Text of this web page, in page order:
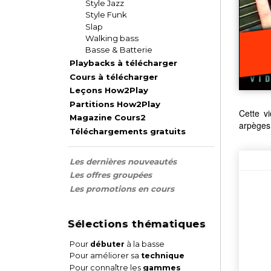
Style Jazz
Style Funk
Slap
Walking bass
Basse & Batterie
Playbacks à télécharger
Cours à télécharger
Leçons How2Play
Partitions How2Play
Magazine Cours2
Téléchargements gratuits
Les dernières nouveautés
Les offres groupées
Les promotions en cours
Sélections thématiques
Pour débuter à la basse
Pour améliorer sa technique
Pour connaître les gammes
Cette